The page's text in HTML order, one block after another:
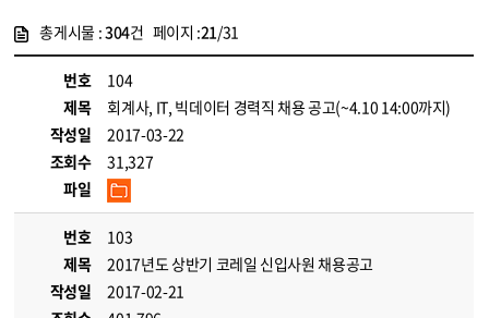
총게시물 :304건 페이지 :21/31
번호
104
제목
회계사, IT, 빅데이터 경력직 채용 공고(~4.10 14:00까지)
작성일
2017-03-22
조회수
31,327
파일
번호
103
제목
2017년도 상반기 코레일 신입사원 채용공고
작성일
2017-02-21